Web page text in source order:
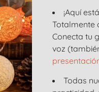
¡Aquí
Totalmente
Conecta tu
voz
Todas